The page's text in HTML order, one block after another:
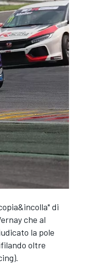
di
che al
la pole
oltre